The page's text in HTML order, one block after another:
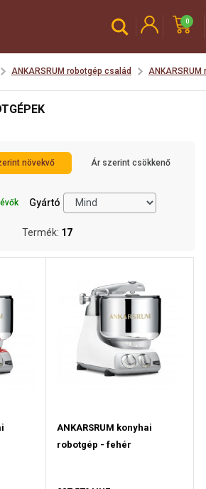
0
ANKARSRUM robotgép család ANKARSRUM
növekvő Ár szerint csökkenő
Gyártó
Termék: 17
ANKARSRUM konyhai
robotgép - fehér